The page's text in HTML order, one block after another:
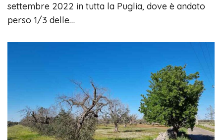
settembre 2022 in tutta la Puglia, dove è andato
perso 1/3 delle…